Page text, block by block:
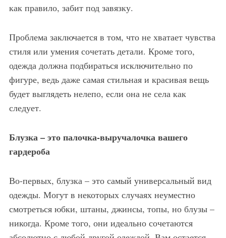
как правило, забит под завязку.
Проблема заключается в том, что не хватает чувства
стиля или умения сочетать детали. Кроме того,
одежда должна подбираться исключительно по
фигуре, ведь даже самая стильная и красивая вещь
будет выглядеть нелепо, если она не села как
следует.
Блузка – это палочка-выручалочка вашего
гардероба
Во-первых, блузка – это самый универсальный вид
одежды. Могут в некоторых случаях неуместно
смотреться юбки, штаны, джинсы, топы, но блузы –
никогда. Кроме того, они идеально сочетаются